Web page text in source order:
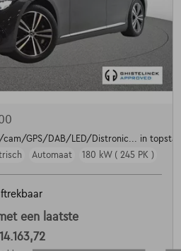
cam/GPS/DAB/LED/Distronic... in
Automaat 180 kW ( 245 PK )
een laatste